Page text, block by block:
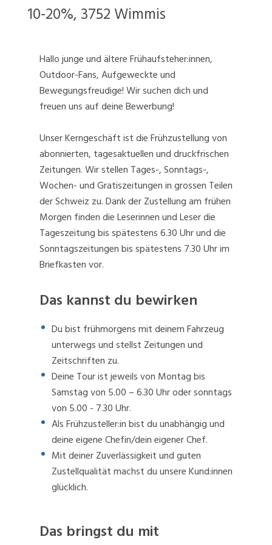
10-20%, 3752 Wimmis
Hallo junge und ältere Frühaufsteher:innen,
Outdoor-Fans, Aufgeweckte und
Bewegungsfreudige! Wir suchen dich und
freuen uns auf deine Bewerbung!
Unser Kerngeschäft ist die Frühzustellung von
abonnierten, tagesaktuellen und druckfrischen
Zeitungen. Wir stellen Tages-, Sonntags-,
Wochen- und Gratiszeitungen in grossen Teilen
der Schweiz zu. Dank der Zustellung am frühen
Morgen finden die Leserinnen und Leser die
Tageszeitung bis spätestens 6.30 Uhr und die
Sonntagszeitungen bis spätestens 7.30 Uhr im
Briefkasten vor.
Das kannst du bewirken
Du bist frühmorgens mit deinem Fahrzeug
unterwegs und stellst Zeitungen und
Zeitschriften zu.
Deine Tour ist jeweils von Montag bis
Samstag von 5.00 – 6.30 Uhr oder sonntags
von 5.00 - 7.30 Uhr.
Als Frühzusteller:in bist du unabhängig und
deine eigene Chefin/dein eigener Chef.
Mit deiner Zuverlässigkeit und guten
Zustellqualität machst du unsere Kund:innen
glücklich.
Das bringst du mit